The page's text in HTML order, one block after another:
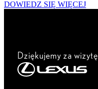
DOWIEDZ SIĘ WIĘCEJ
Dziękujemy za wizytę